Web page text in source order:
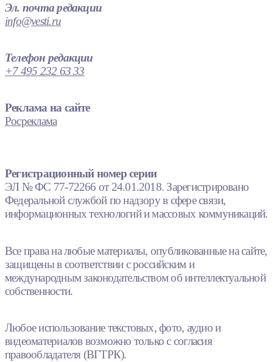
Эл. почта редакции
info@vesti.ru
Телефон редакции
+7 495 232 63 33
Реклама на сайте
Росреклама
Регистрационный номер серии
ЭЛ № ФС 77-72266 от 24.01.2018. Зарегистрировано
Федеральной службой по надзору в сфере связи,
информационных технологий и массовых коммуникаций.
Все права на любые материалы, опубликованные на сайте,
защищены в соответствии с российским и
международным законодательством об интеллектуальной
собственности.
Любое использование текстовых, фото, аудио и
видеоматериалов возможно только с согласия
правообладателя (ВГТРК).